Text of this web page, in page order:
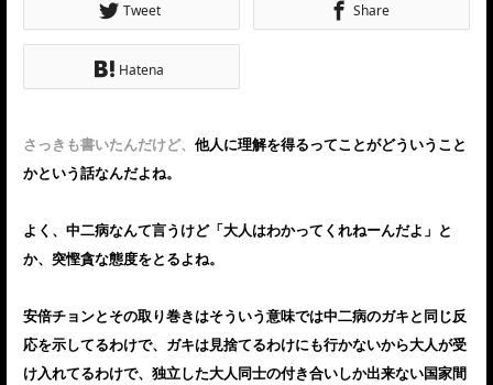
Tweet Share
Hatena
さっきも書いたんだけど、 他人に理解を得るってことがどういうこと
かという話なんだよね。
よく、中二病なんて言うけど「大人はわかってくれねーんだよ」と
か、突慳貪な態度をとるよね。
安倍チョンとその取り巻きはそういう意味では中二病のガキと同じ反
応を示してるわけで、ガキは見捨てるわけにも行かないから大人が受
け入れてるわけで、独立した大人同士の付き合いしか出来ない国家間